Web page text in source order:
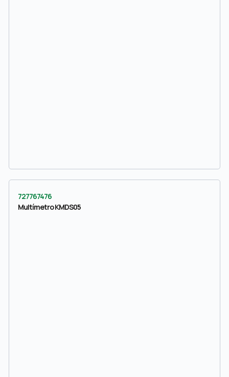
727767476
Multímetro KMDS05